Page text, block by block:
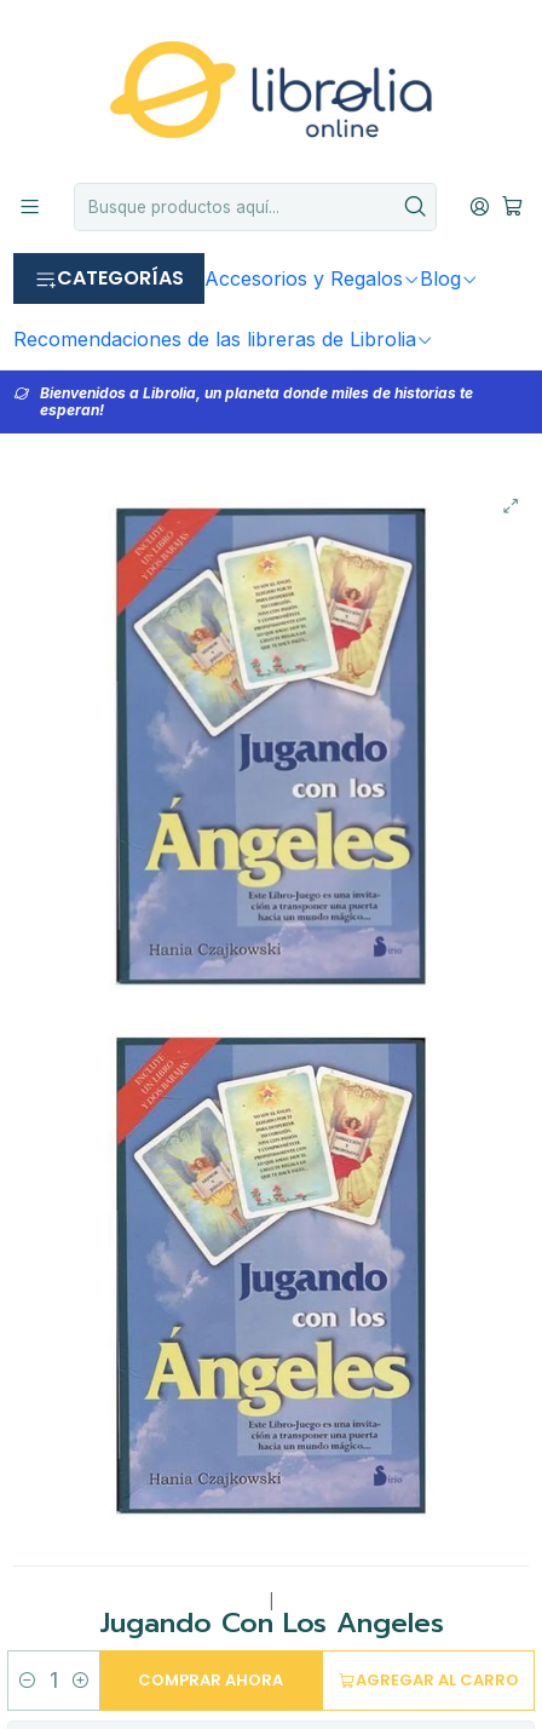
CATEGORÍAS Accesorios y Regalos Blog
Recomendaciones de las libreras de Librolia
Bienvenidos a Librolia, un planeta donde miles de historias te
esperan!
Jugando Con Los Angeles
Cantidad
AGREGAR AL CARRO
COMPRAR AHORA